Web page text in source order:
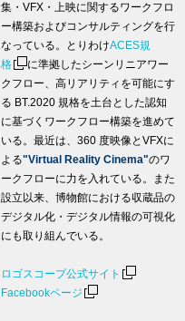
集・VFX・上映に関するワークフロ
ー構築およびコンサルティングを行
なっている。とりわけACES規
格
に準拠したシーンリニアワー
クフロー、高リアリティを可能にす
る BT.2020 規格を土台とした認知
に基づくワークフロー構築を進めて
いる。最近は、360 度映像とVFXに
よる"Virtual Reality Cinema"のワ
ークフローに力を入れている。また
設立以来、博物館における収蔵品の
デジタル化・デジタル情報の可視化
にも取り組んでいる。
ロゴスコープ公式サイト
Facebookページ